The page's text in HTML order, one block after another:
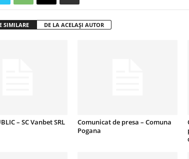
SIMILARE DE LA ACELAȘI AUTOR
– SC Vanbet SRL
Comunicat de presa – Comuna
Pogana